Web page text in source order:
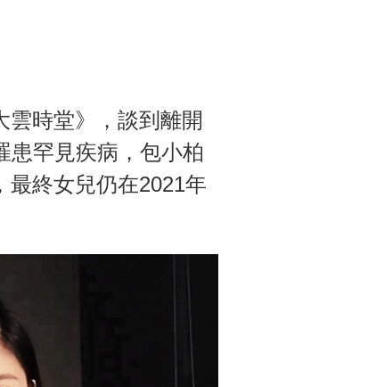
雲時堂》，談到離開
患罕見疾病，包小柏
最終女兒仍在2021年